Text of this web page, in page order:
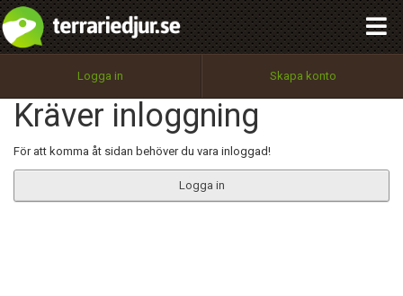
Logga in Skapa konto
Kräver inloggning
För att komma åt sidan behöver du vara inloggad!
Logga in
Utför
100%
OK
integritetspolicy
Namn:
Epost:
Begär nytt lösenord
Tillbaka till förstasidan